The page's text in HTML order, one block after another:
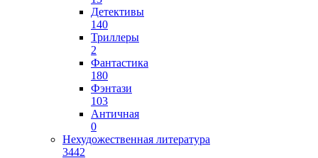
Детективы
140
Триллеры
2
Фантастика
180
Фэнтази
103
Античная
0
Нехудожественная литература
3442